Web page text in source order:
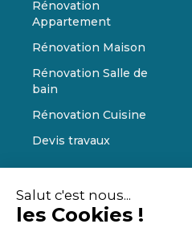
Salut c'est nous...
les Cookies !
Rénovation
Appartement
Rénovation Maison
Rénovation Salle de
bain
Rénovation Cuisine
Devis travaux